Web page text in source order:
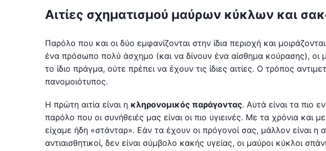
Αιτίες σχηματισμού μαύρων κύκλων και
Παρόλο που και οι δύο εμφανίζονται στην ίδια περιοχή και
ένα πρόσωπο πολύ άσχημο (και να δίνουν ένα αίσθημα κούρασης), οι
το ίδιο πράγμα, ούτε πρέπει να έχουν τις ίδιες αιτίες. Ο τρόπος
πανομοιότυπος.
Η πρώτη αιτία είναι η κληρονομικός παράγοντας. Αυτά είναι τα πιο
παρόλο που οι συνήθειές μας είναι οι πιο υγιεινές. Με τα χρόνια και
είχαμε ήδη «στάνταρ». Εάν τα έχουν οι πρόγονοί σας, μάλλον είναι η
αντιαισθητικοί, δεν είναι σύμβολο κακής υγείας, οι μαύροι κύκλοι